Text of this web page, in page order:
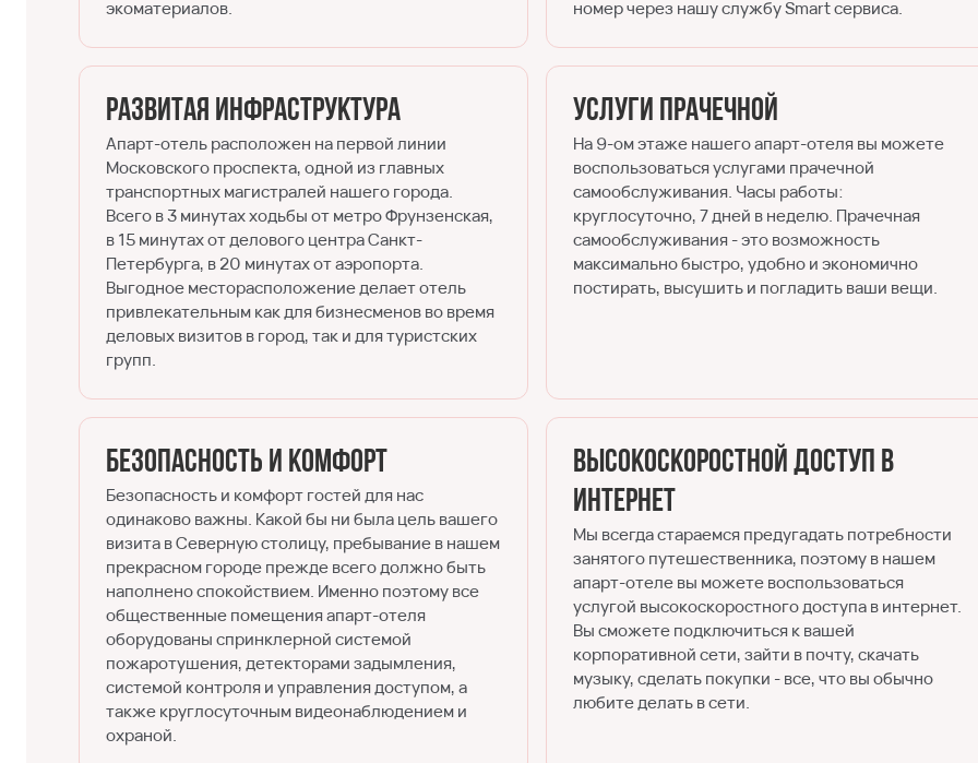
экоматериалов.
номер через нашу службу Smart сервиса.
Развитая инфраструктура
Апарт-отель расположен на первой линии
Московского проспекта, одной из главных
транспортных магистралей нашего города.
Всего в 3 минутах ходьбы от метро Фрунзенская,
в 15 минутах от делового центра Санкт-
Петербурга, в 20 минутах от аэропорта.
Выгодное месторасположение делает отель
привлекательным как для бизнесменов во время
деловых визитов в город, так и для туристских
групп.
Услуги прачечной
На 9-ом этаже нашего апарт-отеля вы можете
воспользоваться услугами прачечной
самообслуживания. Часы работы:
круглосуточно, 7 дней в неделю. Прачечная
самообслуживания - это возможность
максимально быстро, удобно и экономично
постирать, высушить и погладить ваши вещи.
Безопасность и комфорт
Безопасность и комфорт гостей для нас
одинаково важны. Какой бы ни была цель вашего
визита в Северную столицу, пребывание в нашем
прекрасном городе прежде всего должно быть
наполнено спокойствием. Именно поэтому все
общественные помещения апарт-отеля
оборудованы спринклерной системой
пожаротушения, детекторами задымления,
системой контроля и управления доступом, а
также круглосуточным видеонаблюдением и
охраной.
Высокоскоростной доступ в
Интернет
Мы всегда стараемся предугадать потребности
занятого путешественника, поэтому в нашем
апарт-отеле вы можете воспользоваться
услугой высокоскоростного доступа в интернет.
Вы сможете подключиться к вашей
корпоративной сети, зайти в почту, скачать
музыку, сделать покупки - все, что вы обычно
любите делать в сети.